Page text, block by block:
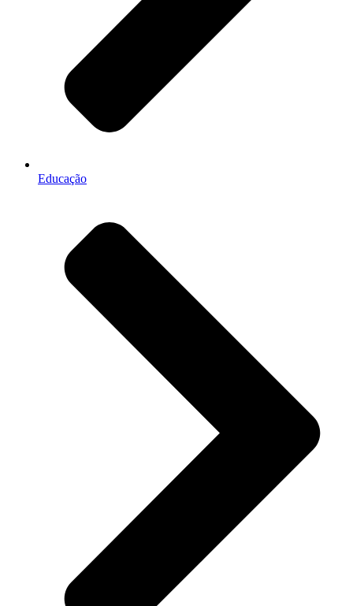
Educação